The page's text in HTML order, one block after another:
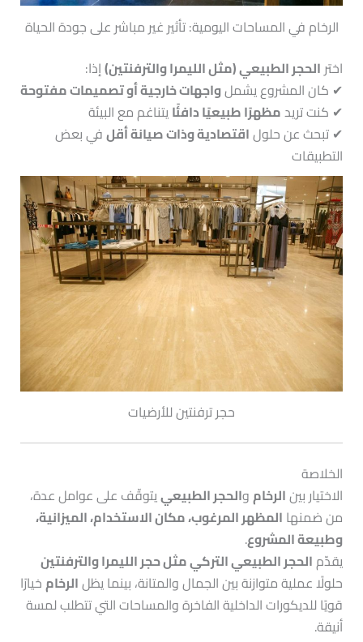
الرخام في المساحات اليومية: تأثير غير مباشر على جودة الحياة
اختر الحجر الطبيعي (مثل الليمرا والترفنتين)إذا:
✔ كان المشروع يشملواجهات خارجية أو تصميمات مفتوحة
✔ كنت تريدمظهرًا طبيعيًا دافئًايتناغم مع البيئة
✔ تبحث عن حلولاقتصادية وذات صيانة أقلفي بعض
التطبيقات
حجر ترفنتين للأرضيات
الخلاصة
الاختيار بينالرخاموالحجر الطبيعييتوقّف على عوامل عدة،
من ضمنها المظهر المرغوب، مكان الاستخدام، الميزانية،
وطبيعة المشروع.
يقدّمالحجر الطبيعي التركي مثل حجر الليمرا والترفنتين
حلولًا عملية متوازنة بين الجمال والمتانة، بينما يظلالرخامخيارًا
قويًا للديكورات الداخلية الفاخرة والمساحات التي تتطلب لمسة
أنيقة.